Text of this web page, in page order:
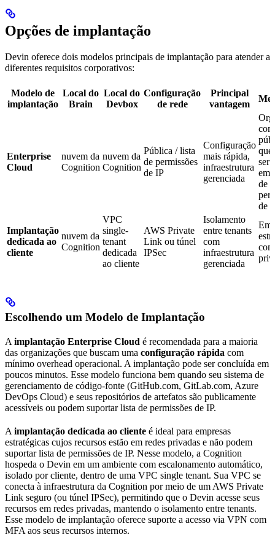
Opções de implantação
Devin oferece dois modelos principais de implantação para atender a
diferentes requisitos corporativos:
Modelo de
implantação
Local do
Brain
Local do
Devbox
Configuração
de rede
Principal
vantagem
Enterprise
Cloud
nuvem da
Cognition
nuvem da
Cognition
Pública / lista
de permissões
de IP
Configuração
mais rápida,
infraestrutura
gerenciada
que
ser
em
de
de
Implantação
dedicada ao
cliente
nuvem da
Cognition
VPC
single-
tenant
dedicada
ao cliente
AWS Private
Link ou túnel
IPSec
Isolamento
entre tenants
com
infraestrutura
gerenciada
Escolhendo um Modelo de Implantação
A implantação Enterprise Cloud é recomendada para a maioria
das organizações que buscam uma configuração rápida com
mínimo overhead operacional. A implantação pode ser concluída em
poucos minutos. Esse modelo funciona bem quando seu sistema de
gerenciamento de código-fonte (GitHub.com, GitLab.com, Azure
DevOps Cloud) e seus repositórios de artefatos são publicamente
acessíveis ou podem suportar lista de permissões de IP.
A implantação dedicada ao cliente é ideal para empresas
estratégicas cujos recursos estão em redes privadas e não podem
suportar lista de permissões de IP. Nesse modelo, a Cognition
hospeda o Devin em um ambiente com escalonamento automático,
isolado por cliente, dentro de uma VPC single tenant. Sua VPC se
conecta à infraestrutura da Cognition por meio de um AWS Private
Link seguro (ou túnel IPSec), permitindo que o Devin acesse seus
recursos em redes privadas, mantendo o isolamento entre tenants.
Esse modelo de implantação oferece suporte a acesso via VPN com
MFA aos seus recursos internos.